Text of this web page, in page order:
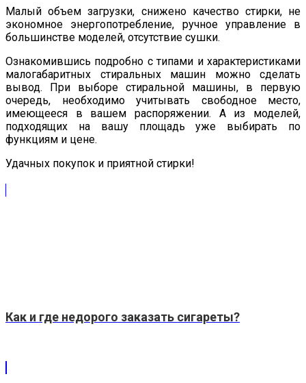
Малый объем загрузки, снижено качество стирки, не
экономное энергопотребление, ручное управление в
большинстве моделей, отсутствие сушки.
Ознакомившись подробно с типами и характеристиками
малогабаритных стиральных машин можно сделать
вывод. При выборе стиральной машины, в первую
очередь, необходимо учитывать свободное место,
имеющееся в вашем распоряжении. А из моделей,
подходящих на вашу площадь уже выбирать по
функциям и цене.
Удачных покупок и приятной стирки!
Как и где недорого заказать сигареты?